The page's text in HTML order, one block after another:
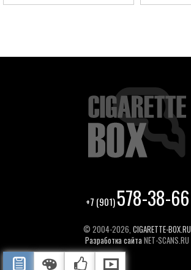
ОПИСАНИЕ ЦВЕТА ОТДЕЛКИРЕКОМЕНДУЕМЫЕ ТОВАРЫ
+7 (901)578-38-66
© 2004-2026, CIGARETTE-BOX.RU
Разработка сайтаNET-SCANS.RU